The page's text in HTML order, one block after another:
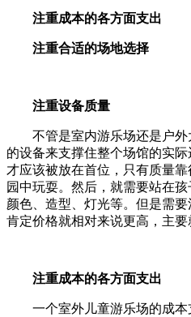
注重成本的各方面支出
注重合适的场地选择
注重设备质量
不管是室内游乐场还是户
的设备来支撑住整个场馆的实
才应该被放在首位，只有质量
园中玩耍。然后，就需要站在
颜色、造型、灯光等。但是需
肯定价格就相对来说更高，主要
注重成本的各方面支出
一个室外儿童游乐场的成